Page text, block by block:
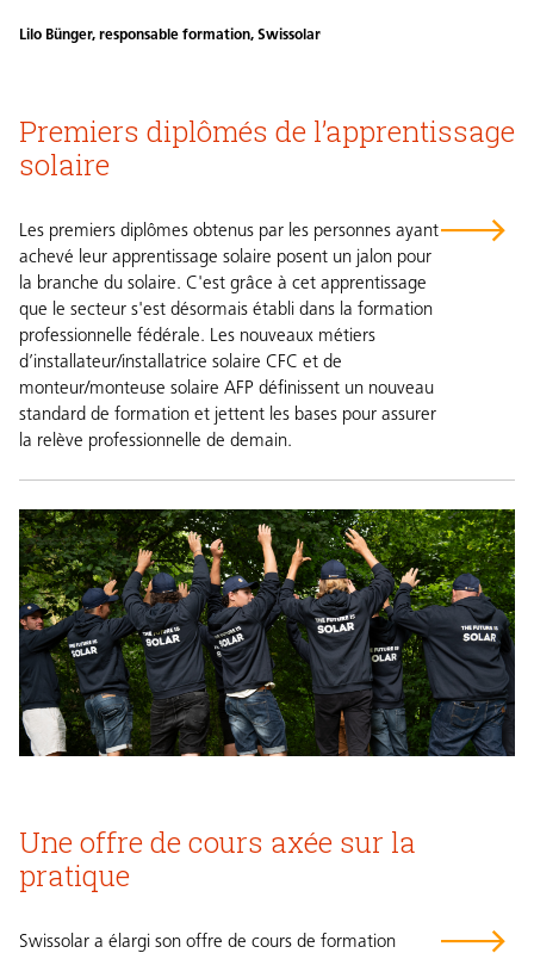
Lilo Bünger, responsable formation, Swissolar
Premiers diplômés de l’apprentissage
solaire
Les premiers diplômes obtenus par les personnes ayant
achevé leur apprentissage solaire posent un jalon pour
la branche du solaire. C'est grâce à cet apprentissage
que le secteur s'est désormais établi dans la formation
professionnelle fédérale. Les nouveaux métiers
d’installateur/installatrice solaire CFC et de
monteur/monteuse solaire AFP définissent un nouveau
standard de formation et jettent les bases pour assurer
la relève professionnelle de demain.
Une offre de cours axée sur la
pratique
Swissolar a élargi son offre de cours de formation